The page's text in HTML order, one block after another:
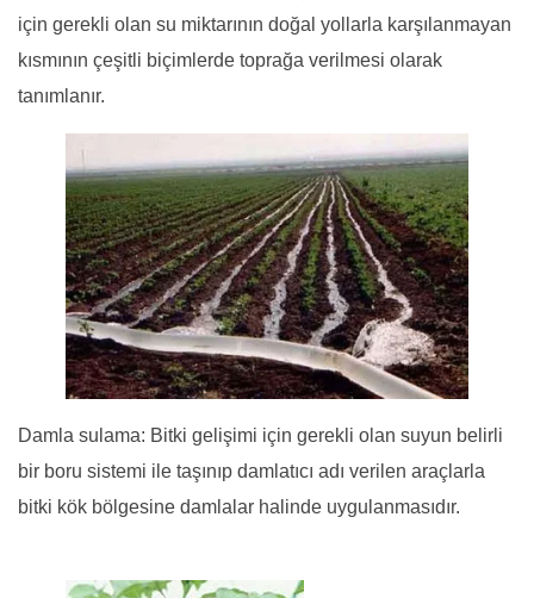
için gerekli olan su miktarının doğal yollarla karşılanmayan
kısmının çeşitli biçimlerde toprağa verilmesi olarak
tanımlanır.
Damla sulama: Bitki gelişimi için gerekli olan suyun belirli
bir boru sistemi ile taşınıp damlatıcı adı verilen araçlarla
bitki kök bölgesine damlalar halinde uygulanmasıdır.